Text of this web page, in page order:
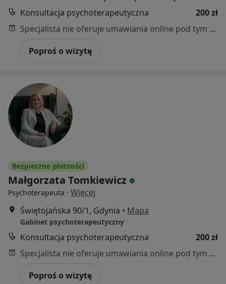
Konsultacja psychoterapeutyczna
200 zł
Specjalista nie oferuje umawiania online pod tym adresem.
Poproś o wizytę
Bezpieczne płatności
Małgorzata Tomkiewicz
Psychoterapeuta · Więcej
Świętojańska 90/1, Gdynia • Mapa
Gabinet psychoterapeutyczny
Konsultacja psychoterapeutyczna
200 zł
Specjalista nie oferuje umawiania online pod tym adresem.
Poproś o wizytę